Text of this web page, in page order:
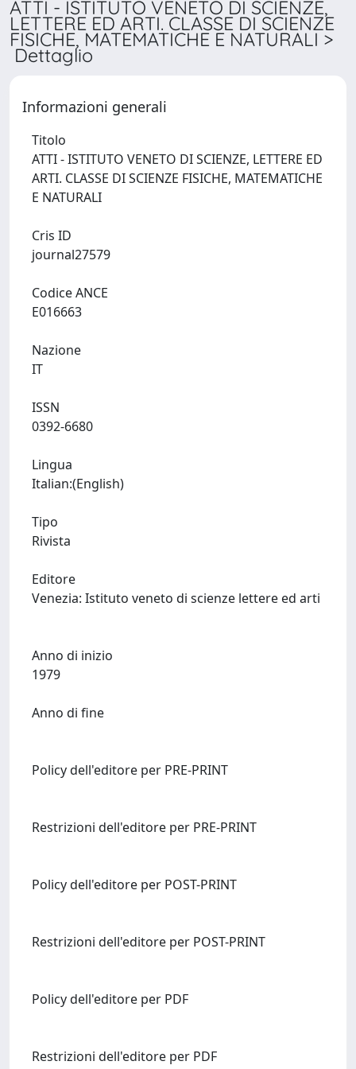
ATTI - ISTITUTO VENETO DI SCIENZE,
LETTERE ED ARTI. CLASSE DI SCIENZE
FISICHE, MATEMATICHE E NATURALI >
Dettaglio
Informazioni generali
Titolo
ATTI - ISTITUTO VENETO DI SCIENZE, LETTERE ED
ARTI. CLASSE DI SCIENZE FISICHE, MATEMATICHE
Cris ID
Codice ANCE
Nazione
ISSN
Lingua
Tipo
Rivista
Editore
Venezia: Istituto veneto di scienze lettere ed arti
Anno di inizio
Anno di fine
Policy dell'editore per PRE-PRINT
Restrizioni dell'editore per PRE-PRINT
Policy dell'editore per POST-PRINT
Restrizioni dell'editore per POST-PRINT
Policy dell'editore per PDF
Restrizioni dell'editore per PDF